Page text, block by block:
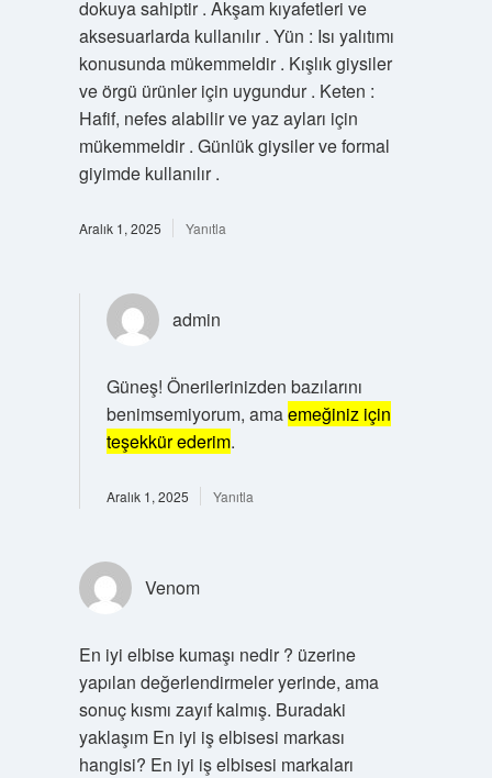
dokuya sahiptir . Akşam kıyafetleri ve
aksesuarlarda kullanılır . Yün : Isı yalıtımı
konusunda mükemmeldir . Kışlık giysiler
ve örgü ürünler için uygundur . Keten :
Hafif, nefes alabilir ve yaz ayları için
mükemmeldir . Günlük giysiler ve formal
giyimde kullanılır .
Aralık 1, 2025 Yanıtla
admin
Güneş! Önerilerinizden bazılarını
benimsemiyorum, amaemeğiniz için
teşekkür ederim.
Aralık 1, 2025 Yanıtla
Venom
En iyi elbise kumaşı nedir ? üzerine
yapılan değerlendirmeler yerinde, ama
sonuç kısmı zayıf kalmış. Buradaki
yaklaşım En iyi iş elbisesi markası
hangisi? En iyi iş elbisesi markaları